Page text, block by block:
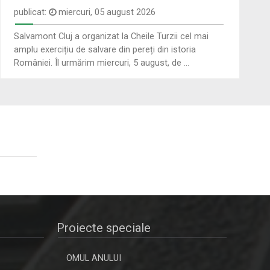
MONOCROM
Sâmbăta, ora 8.00, TVR3
SPORT MAXIM
Sâmbătă, ora 15:00, la TVR3. Vineri, ora
COSMIN JITARIUC
Prin adrenalina transmisiunilor în direct
din ...
PAKAI ENIKO
TVR ...
publicat: miercuri, 05 august 2026
Salvamont Cluj a organizat la Cheile Turzii cel mai
amplu exercițiu de salvare din pereți din istoria
României. Îl urmărim miercuri, 5 august, de ...
Proiecte speciale
OMUL ANULUI